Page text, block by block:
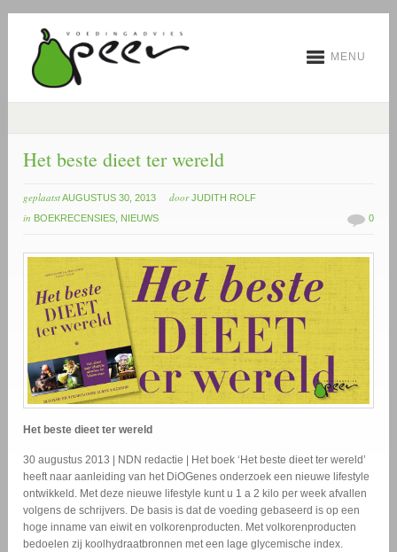
MENU
Het beste dieet ter wereld
geplaatstAUGUSTUS 30, 2013 door JUDITH ROLF
in BOEKRECENSIES NIEUWS 0
Het beste dieet ter wereld
30 augustus 2013 | NDN redactie | Het boek ‘Het beste dieet ter wereld’
heeft naar aanleiding van het DiOGenes onderzoek een nieuwe lifestyle
ontwikkeld. Met deze nieuwe lifestyle kunt u 1 a 2 kilo per week afvallen
volgens de schrijvers. De basis is dat de voeding gebaseerd is op een
hoge inname van eiwit en volkorenproducten. Met volkorenproducten
bedoelen zij koolhydraatbronnen met een lage glycemische index.